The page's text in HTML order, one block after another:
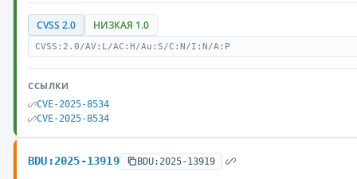
CVSS 2.0 НИЗКАЯ 1.0
CVSS:2.0/AV:L/AC:H/Au:S/C:N/I:N/A:P
ССЫЛКИ
CVE-2025-8534
CVE-2025-8534
BDU:2025-13919 BDU:2025-13919